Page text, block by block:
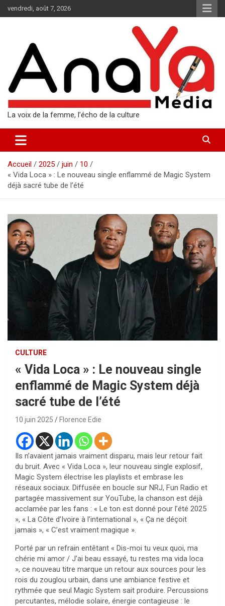
au
vendredi, août 7, 2026
La voix de la femme, l’écho de la culture
Accueil 2025 juin
10
« Vida Loca » : Le nouveau single enflammé de Magic System
déjà sacré tube de l’été
CULTURE
« Vida Loca » : Le nouveau single
enflammé de Magic System déjà
sacré tube de l’été
10 juin 2025 Florence Edie
Ils n’avaient jamais vraiment disparu, mais leur retour fait
du bruit. Avec « Vida Loca », leur nouveau single explosif,
Magic System électrise les playlists et embrase les
réseaux sociaux. Diffusée en boucle sur NRJ, Fun Radio et
partagée massivement sur YouTube, la chanson est déjà
acclamée par les fans : « Le ton est donné pour l’été 2025
», « La Côte d’Ivoire à l’international », « Ça ne déçoit
jamais », « C’est vraiment magique ».
Porté par un refrain entêtant « Dis-moi tu veux quoi, ma
chérie mi amor / J’ai beau essayé, tu restes ma vida loca
», ce nouveau titre marque un retour aux sources pour les
rois du zouglou urbain, dans une ambiance festive et
rythmée que seul Magic System sait produire. Percussions
percutantes, mélodie solaire, énergie contagieuse : le